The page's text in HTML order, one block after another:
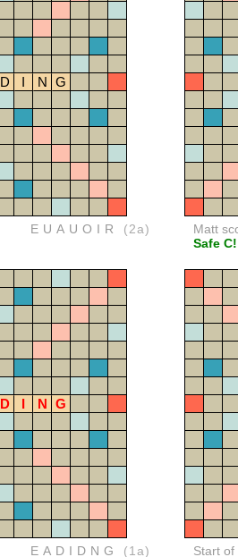
D I N G
EUAUOIR (2a)
Matt
Safe C!
D I N G
EADIDNG (1a) Start